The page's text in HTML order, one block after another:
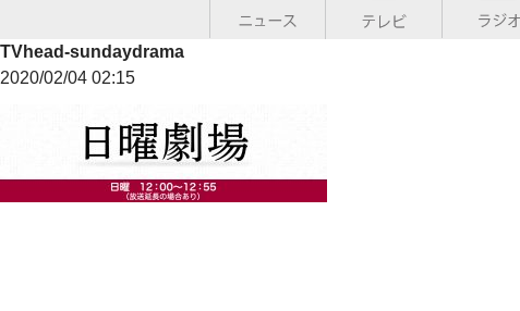
TVhead-sundaydrama
2020/02/04 02:15